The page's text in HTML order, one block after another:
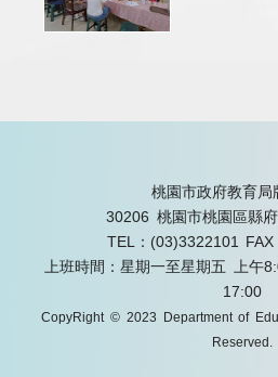
桃園市政府教育局
30206 桃園市桃園區縣
TEL：(03)3322101
上班時間：星期一至星期五 上午
17:00
CopyRight © 2023 Department of
Reserved.